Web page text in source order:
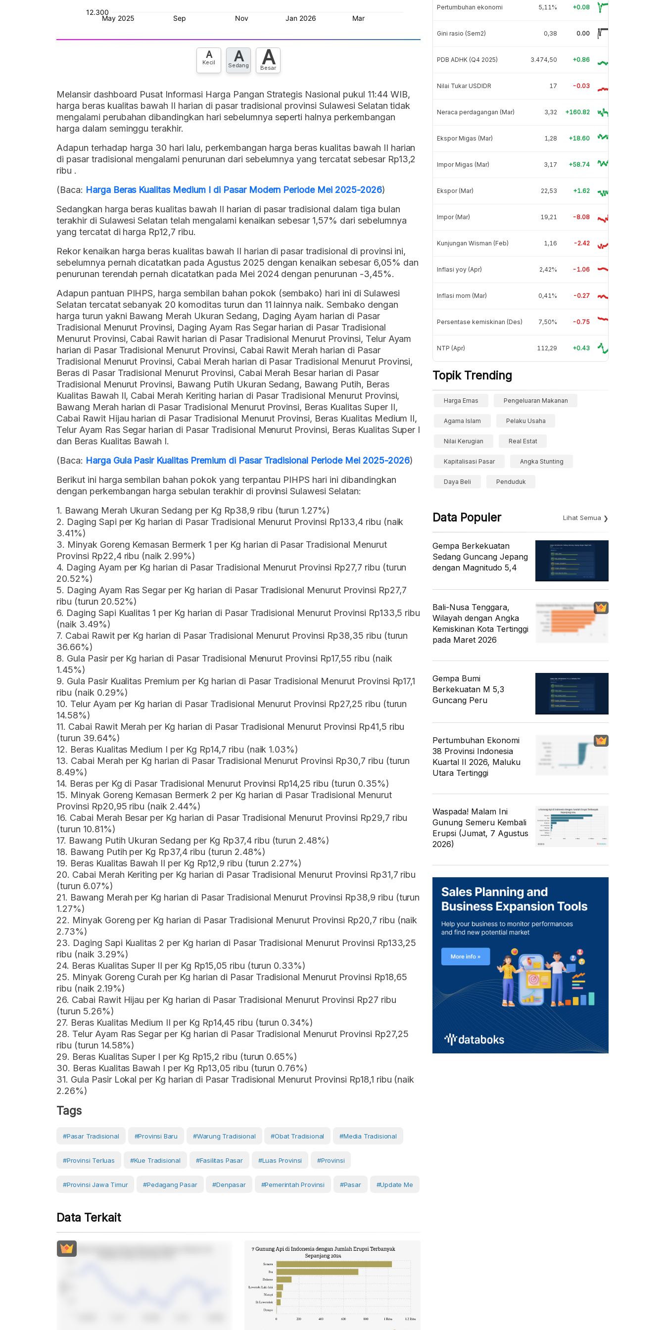
A
Kecil A
Sedang A
Besar
Melansir dashboard Pusat Informasi Harga Pangan Strategis Nasional pukul 11:44 WIB,
harga beras kualitas bawah II harian di pasar tradisional provinsi Sulawesi Selatan tidak
mengalami perubahan dibandingkan hari sebelumnya seperti halnya perkembangan
harga dalam seminggu terakhir.
Adapun terhadap harga 30 hari lalu, perkembangan harga beras kualitas bawah II harian
di pasar tradisional mengalami penurunan dari sebelumnya yang tercatat sebesar Rp13,2
ribu .
(Baca: Harga Beras Kualitas Medium I di Pasar Modern Periode Mei 2025-2026)
Sedangkan harga beras kualitas bawah II harian di pasar tradisional dalam tiga bulan
terakhir di Sulawesi Selatan telah mengalami kenaikan sebesar 1,57% dari sebelumnya
yang tercatat di harga Rp12,7 ribu.
Rekor kenaikan harga beras kualitas bawah II harian di pasar tradisional di provinsi ini,
sebelumnya pernah dicatatkan pada Agustus 2025 dengan kenaikan sebesar 6,05% dan
penurunan terendah pernah dicatatkan pada Mei 2024 dengan penurunan -3,45%.
Adapun pantuan PIHPS, harga sembilan bahan pokok (sembako) hari ini di Sulawesi
Selatan tercatat sebanyak 20 komoditas turun dan 11 lainnya naik. Sembako dengan
harga turun yakni Bawang Merah Ukuran Sedang, Daging Ayam harian di Pasar
Tradisional Menurut Provinsi, Daging Ayam Ras Segar harian di Pasar Tradisional
Menurut Provinsi, Cabai Rawit harian di Pasar Tradisional Menurut Provinsi, Telur Ayam
harian di Pasar Tradisional Menurut Provinsi, Cabai Rawit Merah harian di Pasar
Tradisional Menurut Provinsi, Cabai Merah harian di Pasar Tradisional Menurut Provinsi,
Beras di Pasar Tradisional Menurut Provinsi, Cabai Merah Besar harian di Pasar
Tradisional Menurut Provinsi, Bawang Putih Ukuran Sedang, Bawang Putih, Beras
Kualitas Bawah II, Cabai Merah Keriting harian di Pasar Tradisional Menurut Provinsi,
Bawang Merah harian di Pasar Tradisional Menurut Provinsi, Beras Kualitas Super II,
Cabai Rawit Hijau harian di Pasar Tradisional Menurut Provinsi, Beras Kualitas Medium II,
Telur Ayam Ras Segar harian di Pasar Tradisional Menurut Provinsi, Beras Kualitas Super I
dan Beras Kualitas Bawah I.
(Baca: Harga Gula Pasir Kualitas Premium di Pasar Tradisional Periode Mei 2025-2026)
Berikut ini harga sembilan bahan pokok yang terpantau PIHPS hari ini dibandingkan
dengan perkembangan harga sebulan terakhir di provinsi Sulawesi Selatan:
1. Bawang Merah Ukuran Sedang per Kg Rp38,9 ribu (turun 1.27%)
2. Daging Sapi per Kg harian di Pasar Tradisional Menurut Provinsi Rp133,4 ribu (naik
3.41%)
3. Minyak Goreng Kemasan Bermerk 1 per Kg harian di Pasar Tradisional Menurut
Provinsi Rp22,4 ribu (naik 2.99%)
4. Daging Ayam per Kg harian di Pasar Tradisional Menurut Provinsi Rp27,7 ribu (turun
20.52%)
5. Daging Ayam Ras Segar per Kg harian di Pasar Tradisional Menurut Provinsi Rp27,7
ribu (turun 20.52%)
6. Daging Sapi Kualitas 1 per Kg harian di Pasar Tradisional Menurut Provinsi Rp133,5 ribu
(naik 3.49%)
7. Cabai Rawit per Kg harian di Pasar Tradisional Menurut Provinsi Rp38,35 ribu (turun
36.66%)
8. Gula Pasir per Kg harian di Pasar Tradisional Menurut Provinsi Rp17,55 ribu (naik
1.45%)
9. Gula Pasir Kualitas Premium per Kg harian di Pasar Tradisional Menurut Provinsi Rp17,1
ribu (naik 0.29%)
10. Telur Ayam per Kg harian di Pasar Tradisional Menurut Provinsi Rp27,25 ribu (turun
14.58%)
11. Cabai Rawit Merah per Kg harian di Pasar Tradisional Menurut Provinsi Rp41,5 ribu
(turun 39.64%)
12. Beras Kualitas Medium I per Kg Rp14,7 ribu (naik 1.03%)
13. Cabai Merah per Kg harian di Pasar Tradisional Menurut Provinsi Rp30,7 ribu (turun
8.49%)
14. Beras per Kg di Pasar Tradisional Menurut Provinsi Rp14,25 ribu (turun 0.35%)
15. Minyak Goreng Kemasan Bermerk 2 per Kg harian di Pasar Tradisional Menurut
Provinsi Rp20,95 ribu (naik 2.44%)
16. Cabai Merah Besar per Kg harian di Pasar Tradisional Menurut Provinsi Rp29,7 ribu
(turun 10.81%)
17. Bawang Putih Ukuran Sedang per Kg Rp37,4 ribu (turun 2.48%)
18. Bawang Putih per Kg Rp37,4 ribu (turun 2.48%)
19. Beras Kualitas Bawah II per Kg Rp12,9 ribu (turun 2.27%)
20. Cabai Merah Keriting per Kg harian di Pasar Tradisional Menurut Provinsi Rp31,7 ribu
(turun 6.07%)
21. Bawang Merah per Kg harian di Pasar Tradisional Menurut Provinsi Rp38,9 ribu (turun
1.27%)
22. Minyak Goreng per Kg harian di Pasar Tradisional Menurut Provinsi Rp20,7 ribu (naik
2.73%)
23. Daging Sapi Kualitas 2 per Kg harian di Pasar Tradisional Menurut Provinsi Rp133,25
ribu (naik 3.29%)
24. Beras Kualitas Super II per Kg Rp15,05 ribu (turun 0.33%)
25. Minyak Goreng Curah per Kg harian di Pasar Tradisional Menurut Provinsi Rp18,65
ribu (naik 2.19%)
26. Cabai Rawit Hijau per Kg harian di Pasar Tradisional Menurut Provinsi Rp27 ribu
(turun 5.26%)
27. Beras Kualitas Medium II per Kg Rp14,45 ribu (turun 0.34%)
28. Telur Ayam Ras Segar per Kg harian di Pasar Tradisional Menurut Provinsi Rp27,25
ribu (turun 14.58%)
29. Beras Kualitas Super I per Kg Rp15,2 ribu (turun 0.65%)
30. Beras Kualitas Bawah I per Kg Rp13,05 ribu (turun 0.76%)
31. Gula Pasir Lokal per Kg harian di Pasar Tradisional Menurut Provinsi Rp18,1 ribu (naik
2.26%)
Tags
#Pasar Tradisional #provinsi Baru #warung Tradisional #Obat Tradisional #media Tradisional
#provinsi Terluas #kue Tradisional #fasilitas Pasar #luas Provinsi #Provinsi
#provinsi Jawa Timur #Pedagang Pasar #Denpasar #Pemerintah Provinsi #Pasar #Update Me
Data Terkait
Pertumbuhan ekonomi 5,11% +0.08
Gini rasio (Sem2) 0,38 0.00
PDB ADHK (Q4 2025) 3.474,50 +0.86
Nilai Tukar USDIDR 17 -0.03
Neraca perdagangan (Mar) 3,32 +160.82
Ekspor Migas (Mar) 1,28 +18.60
Impor Migas (Mar) 3,17 +58.74
Ekspor (Mar) 22,53 +1.62
Impor (Mar) 19,21 -8.08
Kunjungan Wisman (Feb) 1,16 -2.42
Inflasi yoy (Apr) 2,42% -1.06
Inflasi mom (Mar) 0,41% -0.27
Persentase kemiskinan (Des) 7,50% -0.75
NTP (Apr) 112,29 +0.43
Topik Trending
Harga Emas Pengeluaran Makanan
Agama Islam Pelaku Usaha
Nilai Kerugian Real Estat
Kapitalisasi Pasar Angka Stunting
Daya Beli Penduduk
Data Populer Lihat Semua
Gempa Berkekuatan
Sedang Guncang Jepang
dengan Magnitudo 5,4
Bali-Nusa Tenggara,
Wilayah dengan Angka
Kemiskinan Kota Tertinggi
pada Maret 2026
Gempa Bumi
Berkekuatan M 5,3
Guncang Peru
Pertumbuhan Ekonomi
38 Provinsi Indonesia
Kuartal II 2026, Maluku
Utara Tertinggi
Waspada! Malam Ini
Gunung Semeru Kembali
Erupsi (Jumat, 7 Agustus
2026)